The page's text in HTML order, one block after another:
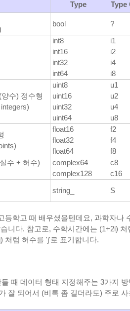
Type Type
bool ?
int8
int16
int32
int64
i1
i2
i4
i8
수) 정수형
uint8
uint16
uint32
uint64
u1
u2
u4
u8
float16
float32
float64
f2
f4
f8
수 + 허수)
complex64
complex128
c8
c16
string_ S
등학교 때 배우셨을텐데요, 과학자나
니다. 참고로, 수학시간에는 (1+2i)
처럼 허수를 'j'로 표기합니다.
때 데이터 형태 지정해주는 3가지
잘 되어서 (비록 좀 길더라도) 주로